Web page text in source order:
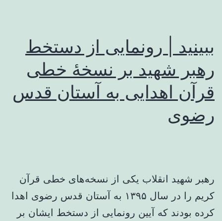
ببینید | رونمایی از دستخط
رهبر شهید بر نسخهٔ خطی
قرآن اهدایی به آستان قدس
رضوی
رهبر شهید انقلاب یکی از نسخه‌های خطی قرآن
کریم را در سال ۱۳۹۵ به آستان قدس رضوی اهدا
کرده بودند که آیین رونمایی از دستخط ایشان بر